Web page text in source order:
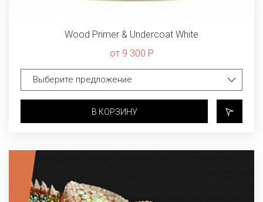
Wood Primer & Undercoat White
от 9 300 Р
В КОРЗИНУ